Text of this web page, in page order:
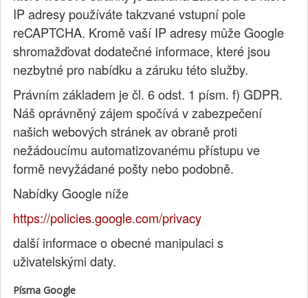
IP adresy používáte takzvané vstupní pole
reCAPTCHA. Kromě vaší IP adresy může Google
shromažďovat dodatečné informace, které jsou
nezbytné pro nabídku a záruku této služby.
Právním základem je čl. 6 odst. 1 písm. f) GDPR.
Náš oprávněný zájem spočívá v zabezpečení
našich webových stránek av obraně proti
nežádoucímu automatizovanému přístupu ve
formě nevyžádané pošty nebo podobně.
Nabídky Google níže
https://policies.google.com/privacy
další informace o obecné manipulaci s
uživatelskými daty.
Písma Google